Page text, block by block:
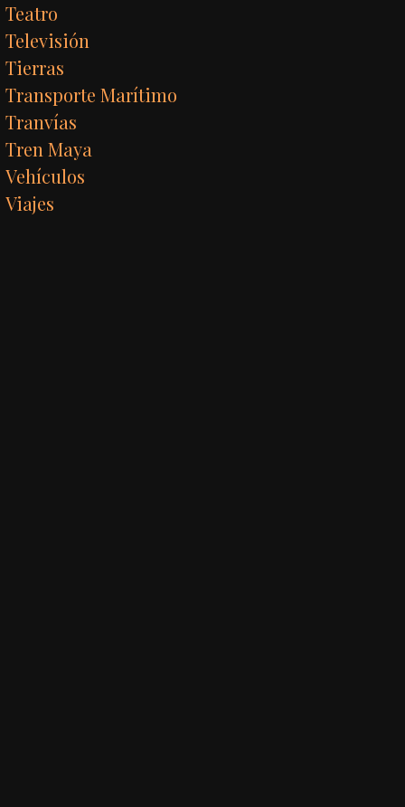
Teatro
Televisión
Tierras
Transporte Marítimo
Tranvías
Tren Maya
Vehículos
Viajes